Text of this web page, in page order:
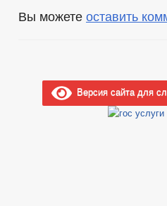
Вы можете оставить
Версия сайта для